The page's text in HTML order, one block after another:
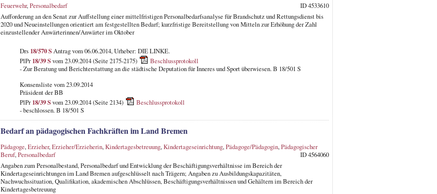
Feuerwehr,Personalbedarf
ID 4533610
Aufforderung an den Senat zur Auffstellung einer mittelfristigen Personalbedarfsanalyse für Brandschutz und Rettungsdienst bis
2020 und Neueinstellungen orientiert am festgestellten Bedarf; kurzfristige Bereitstellung von Mitteln zur Erhöhung der Zahl
einzustellender Anwärterinnen/Anwärter im Oktober
Drs 18/570 SAntrag vom 06.06.2014, Urheber: DIE LINKE.
PlPr18/39 Svom 23.09.2014 (Seite 2175-2175)
Beschlussprotokoll
- Zur Beratung und Berichterstattung an die städtische Deputation für Inneres und Sport überwiesen. B 18/501 S
Konsensliste vom 23.09.2014
Präsident der BB
PlPr18/39 Svom 23.09.2014 (Seite 2134)
Beschlussprotokoll
- beschlossen. B 18/501 S
Bedarf an pädagogischen Fachkräften im Land Bremen
Pädagoge,Erzieher,Erzieher/Erzieherin,Kindertagesbetreuung,Kindertageseinrichtung,Pädagoge/Pädagogin,Pädagogischer
Beruf,Personalbedarf
ID 4564060
Angaben zum Personalbestand, Personalbedarf und Entwicklung der Beschäftigungsverhältnisse im Bereich der
Kindertageseinrichtungen im Land Bremen aufgeschlüsselt nach Trägern; Angaben zu Ausbildungskapazitäten,
Nachwuchssituation, Qualifikation, akademischen Abschlüssen, Beschäftigungsverhältnissen und Gehältern im Bereich der
Kindertagesbetreuung